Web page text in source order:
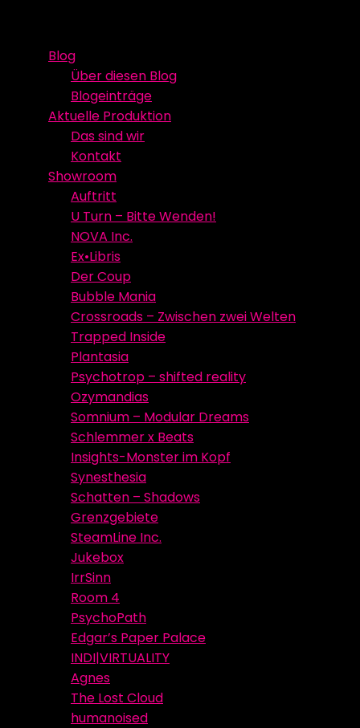
contentBlog
Über diesen Blog
Blogeinträge
Aktuelle Produktion
Das sind wir
Kontakt
Showroom
Auftritt
U Turn – Bitte Wenden!
NOVA Inc.
Ex•Libris
Der Coup
Bubble Mania
Crossroads – Zwischen zwei Welten
Trapped Inside
Plantasia
Psychotrop – shifted reality
Ozymandias
Somnium – Modular Dreams
Schlemmer x Beats
Insights-Monster im Kopf
Synesthesia
Schatten – Shadows
Grenzgebiete
SteamLine Inc.
Jukebox
IrrSinn
Room 4
PsychoPath
Edgar’s Paper Palace
INDI|VIRTUALITY
Agnes
The Lost Cloud
humanoised